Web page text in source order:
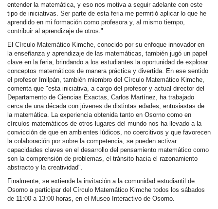
entender la matemática, y eso nos motiva a seguir adelante con este
tipo de iniciativas. Ser parte de esta feriame permitió aplicar lo que he
aprendido en mi formación como profesora y, al mismo tiempo,
contribuir al aprendizaje de otros."
El Círculo Matemático Kimche, conocido por su enfoque innovador en
la enseñanza y aprendizaje de las matemáticas, también jugó un papel
clave en la feria, brindando a los estudiantes la oportunidad de explorar
conceptos matemáticos de manera práctica y divertida. En ese sentido
el profesor Imilpán, también miembro del Círculo Matemático Kimche,
comenta que "esta iniciativa, a cargo del profesor y actual director del
Departamento de Ciencias Exactas, Carlos Martínez, ha trabajado
cerca de una década con jóvenes de distintas edades, entusiastas de
la matemática. La experiencia obtenida tanto en Osorno como en
círculos matemáticos de otros lugares del mundo nos ha llevado a la
convicción de que en ambientes lúdicos, no coercitivos y que favorecen
la colaboración por sobre la competencia, se pueden activar
capacidades claves en el desarrollo del pensamiento matemático como
son la comprensión de problemas, el tránsito hacia el razonamiento
abstracto y la creatividad".
Finalmente, se extiende la invitación a la comunidad estudiantil de
Osorno a participar del Círculo Matemático Kimche todos los sábados
de 11:00 a 13:00 horas, en el Museo Interactivo de Osorno.